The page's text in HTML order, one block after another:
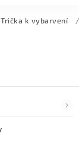
Trička k vybarvení /